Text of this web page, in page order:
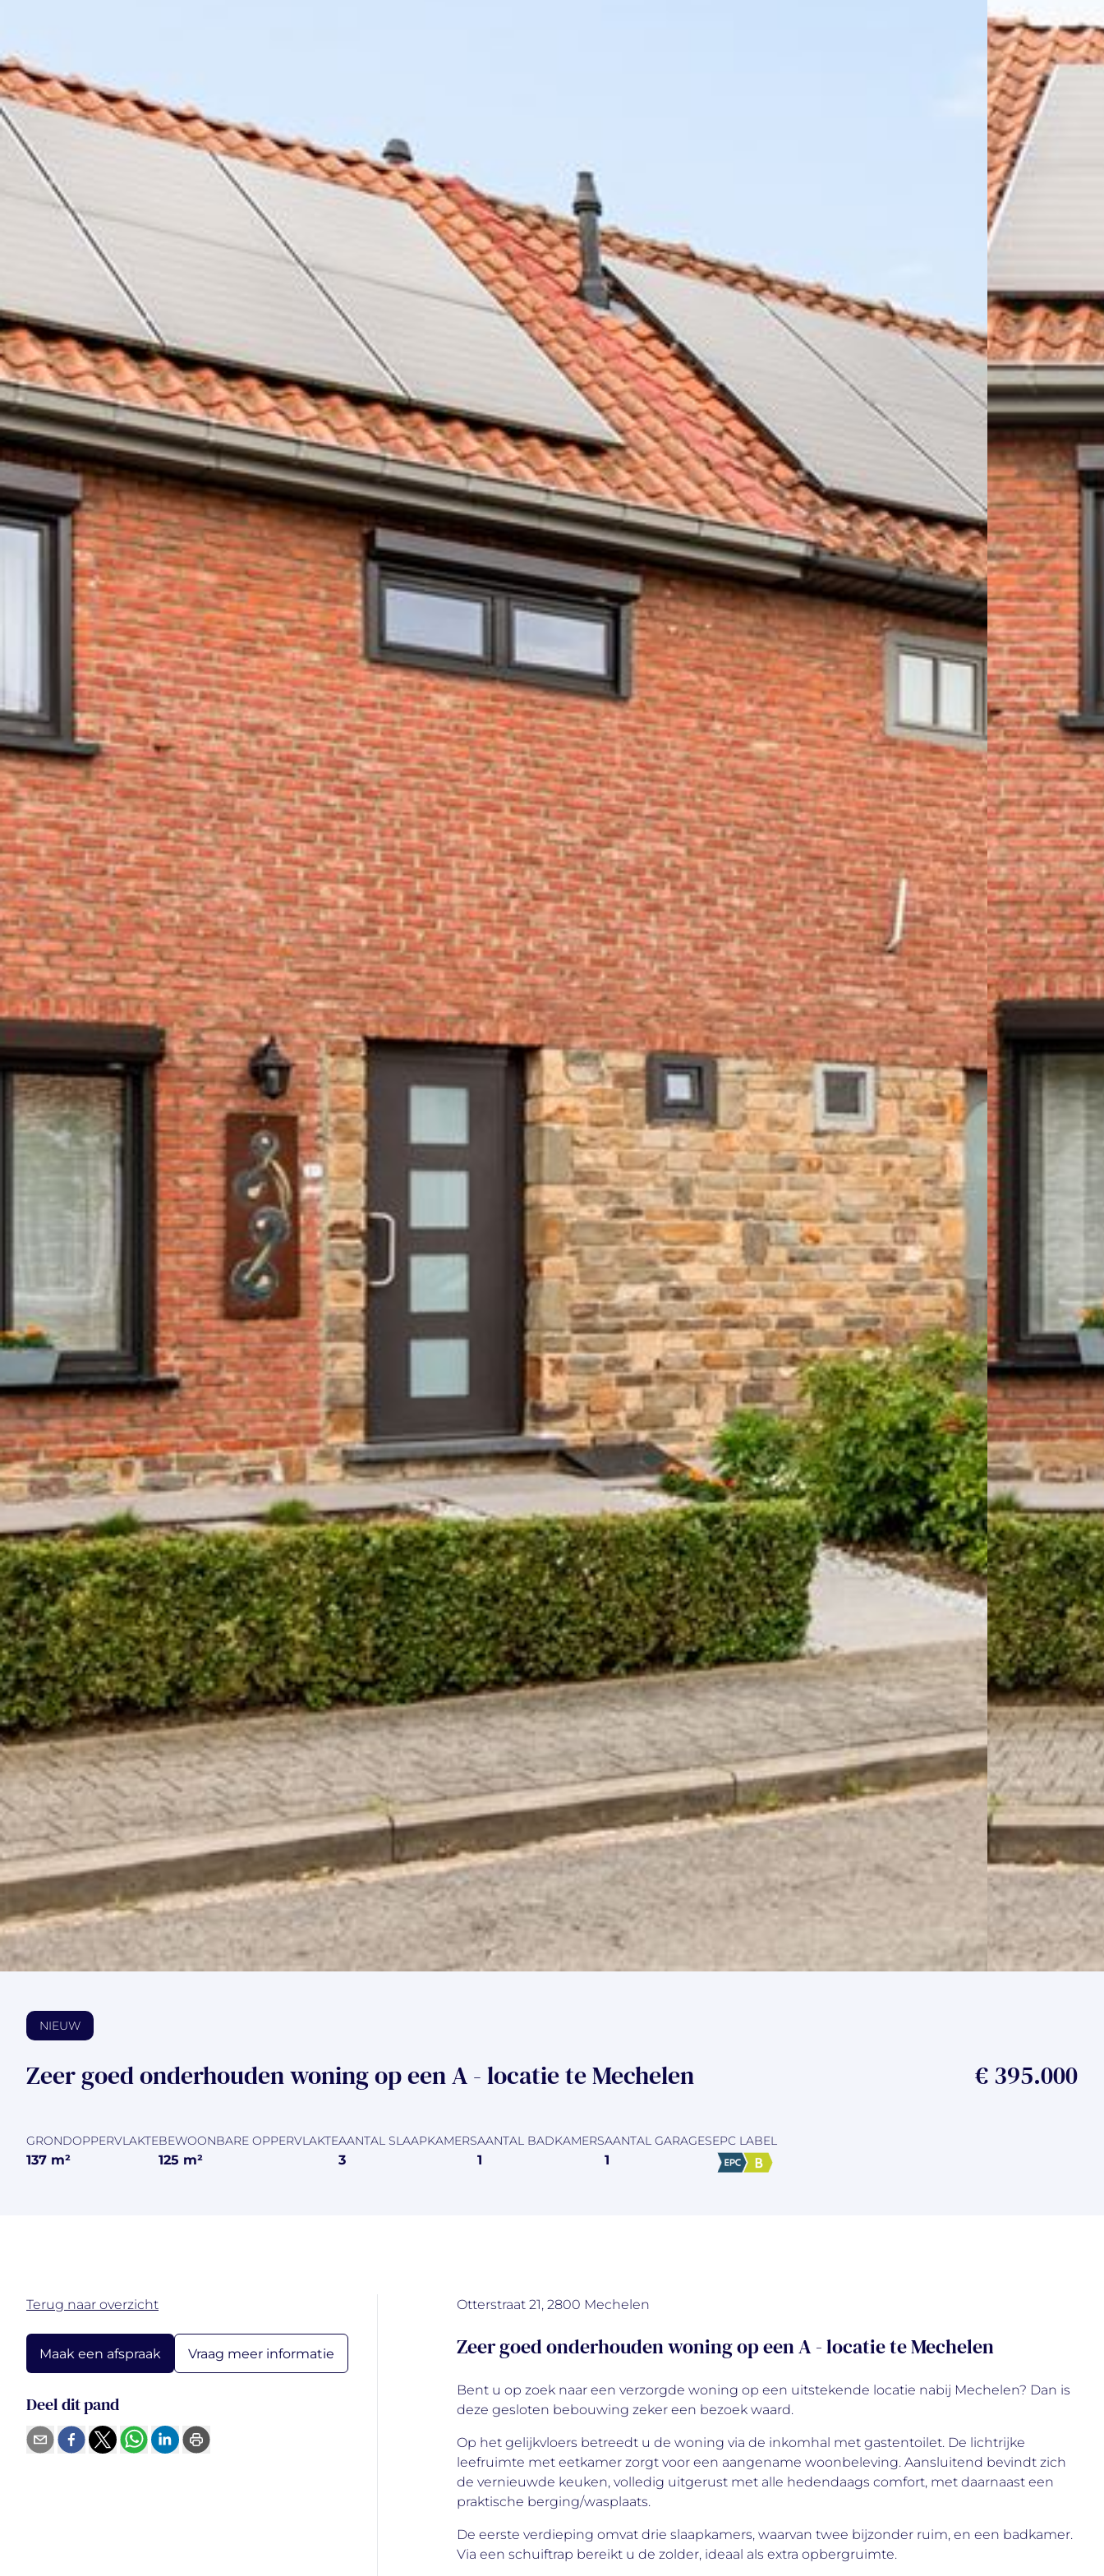
NIEUW
Zeer goed onderhouden woning op een A - locatie te Mechelen € 395.000
GRONDOPPERVLAKTE
137 m²
BEWOONBARE OPPERVLAKTE
125 m²
AANTAL SLAAPKAMERS
3
AANTAL BADKAMERS
1
AANTAL GARAGES
1
EPC LABEL
Terug naar overzicht
Maak een afspraak Vraag meer informatie
Deel dit pand
Otterstraat 21, 2800 Mechelen
Zeer goed onderhouden woning op een A - locatie te Mechelen
Bent u op zoek naar een verzorgde woning op een uitstekende locatie nabij Mechelen? Dan is
deze gesloten bebouwing zeker een bezoek waard.
Op het gelijkvloers betreedt u de woning via de inkomhal met gastentoilet. De lichtrijke
leefruimte met eetkamer zorgt voor een aangename woonbeleving. Aansluitend bevindt zich
de vernieuwde keuken, volledig uitgerust met alle hedendaags comfort, met daarnaast een
praktische berging/wasplaats.
De eerste verdieping omvat drie slaapkamers, waarvan twee bijzonder ruim, en een badkamer.
Via een schuiftrap bereikt u de zolder, ideaal als extra opbergruimte.